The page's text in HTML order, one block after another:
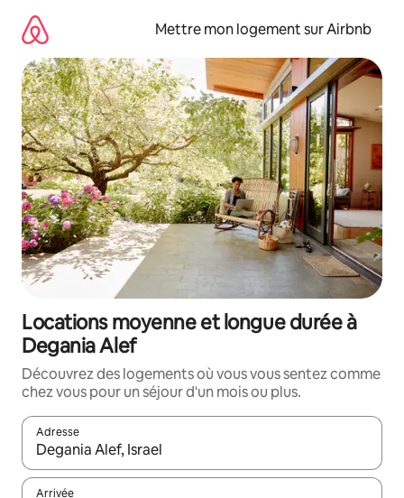
directement
contenu
Mettre mon logement sur Airbnb
Locations moyenne et longue durée à
Degania Alef
Découvrez des logements où vous vous sentez comme
chez vous pour un séjour d'un mois ou plus.
Adresse
Lorsque les résultats s'affichent, utilisez les flèches vers le
Arrivée